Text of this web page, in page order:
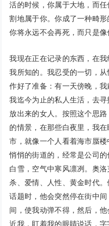
活的时候，你属于大地，而
割地属于你。你成了一种畸
你将永远不会再死，而只是像
我现在正在记录的东西，在
我所知的。我忍受的一切，
作好了准备：有一天傍晚，
我迄今为止的私人生活，去
放出来的女人。按照这个思
的情景，在那些白夜里，我
市，就像一个人看着海市蜃
悄悄的街道的，经常是公司
白雪，空气中寒风凛冽。奥
杀、爱情、人性、黄金时代
话题时，他会突然停在街中
间，使我动弹不得，然后，
近我，盯着我的眼睛说话，